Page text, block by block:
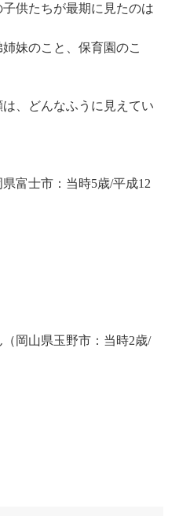
供たちが最期に見たのは
妹のこと、保育園のこ
、どんなふうに見えてい
富士市：当時5歳/平成12
岡山県玉野市：当時2歳/